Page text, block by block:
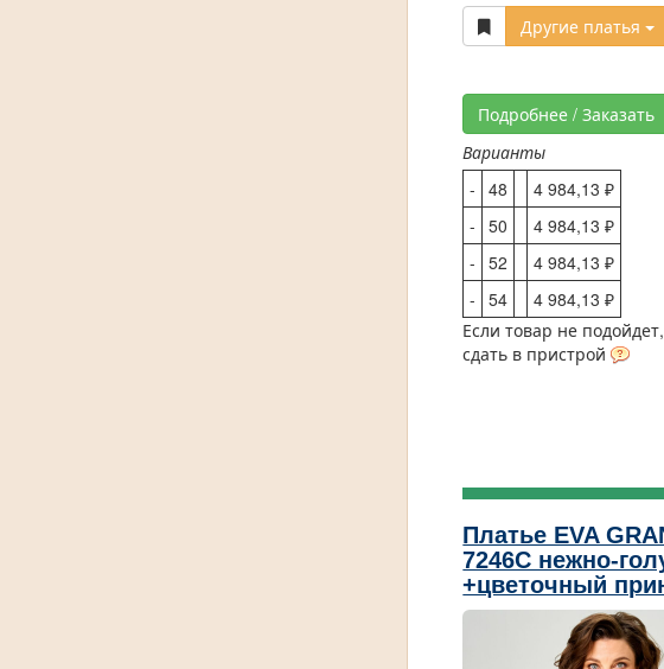
Другие платья
Подробнее / Заказать
Варианты
-
48
4 984,13 ₽
-
50
4 984,13 ₽
-
52
4 984,13 ₽
-
54
4 984,13 ₽
Если товар не
сдать в пристрой
Платье EVA
7246С нежно-
+цветочный